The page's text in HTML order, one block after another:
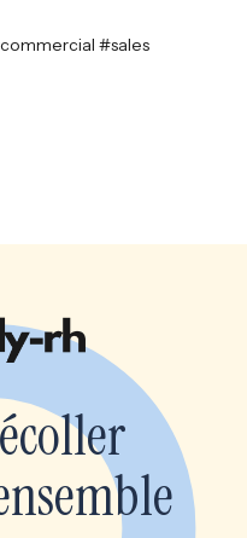
#sales